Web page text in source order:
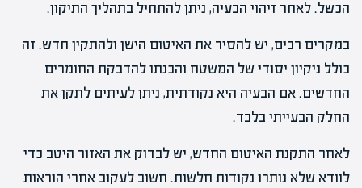
הכשל. לאחר זיהוי הבעיה, ניתן להתחיל בתהליך התיקון.
במקרים רבים, יש להסיר את האיטום הישן ולהתקין חדש. זה
כולל ניקיון יסודי של המשטח והכנתו להדבקת החומרים
החדשים. אם הבעיה היא נקודתית, ניתן לעיתים לתקן את
החלק הבעייתי בלבד.
לאחר התקנת האיטום החדש, יש לבדוק את האזור היטב כדי
לוודא שלא נותרו נקודות חלשות. חשוב לעקוב אחרי הוראות